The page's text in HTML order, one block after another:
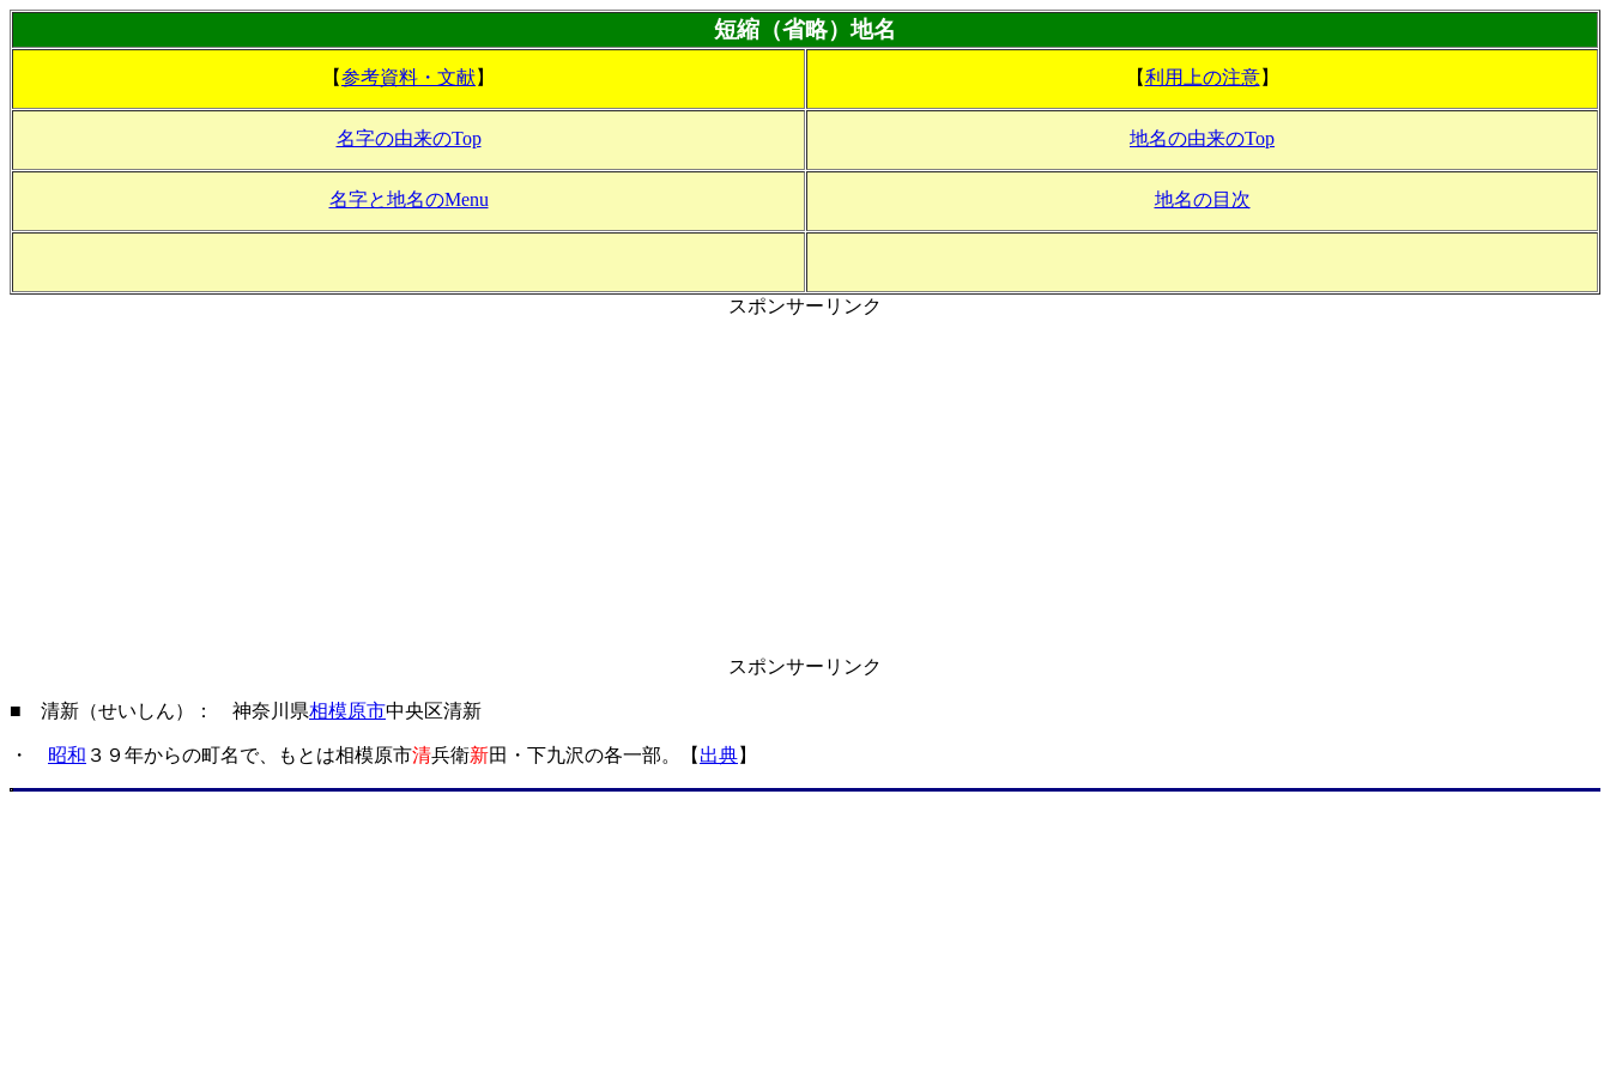
短縮（省略）地名
【参考資料・文献】 【利用上の注意】
名字の由来のTop 地名の由来のTop
名字と地名のMenu 地名の目次
スポンサーリンク
スポンサーリンク
■ 清新（せいしん）： 神奈川県相模原市中央区清新
・ 昭和 ３９年からの町名で、もとは相模原市清兵衛新田・下九沢の各一部。【 出典】